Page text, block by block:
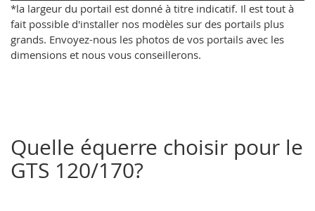
*la largeur du portail est donné à titre indicatif. Il est tout à
fait possible d'installer nos modèles sur des portails plus
grands. Envoyez-nous les photos de vos portails avec les
dimensions et nous vous conseillerons.
Quelle équerre choisir pour le
GTS 120/170?